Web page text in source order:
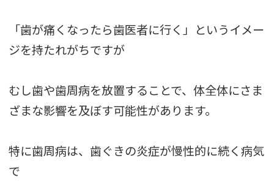
「歯が痛くなったら歯医者に行く」というイメー
ジを持たれがちですが
むし歯や歯周病を放置することで、体全体にさま
ざまな影響を及ぼす可能性があります。
特に歯周病は、歯ぐきの炎症が慢性的に続く病気
で